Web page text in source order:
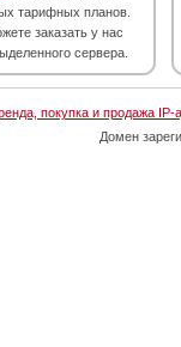
тарифных планов.
заказать у нас
сервера.
покупка и продажа IP-
Домен